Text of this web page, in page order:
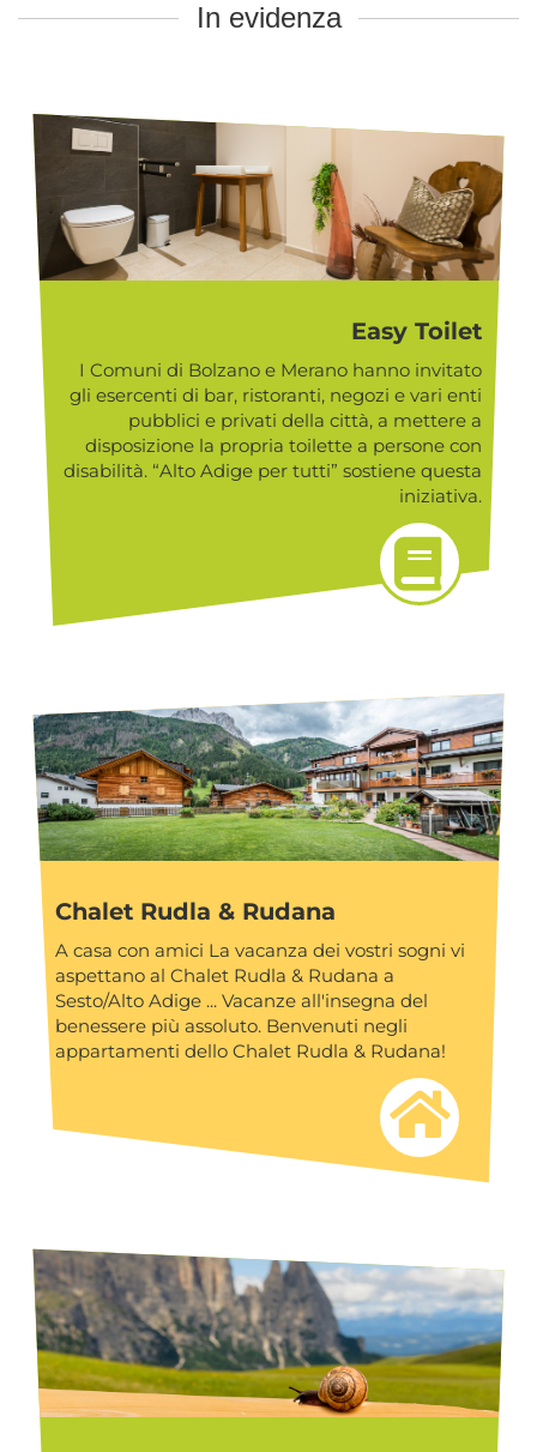
In evidenza
Easy Toilet
I Comuni di Bolzano e Merano hanno invitato
gli esercenti di bar, ristoranti, negozi e vari enti
pubblici e privati della città, a mettere a
disposizione la propria toilette a persone con
disabilità. “Alto Adige per tutti” sostiene questa
iniziativa.
Chalet Rudla & Rudana
A casa con amici La vacanza dei vostri sogni vi
aspettano al Chalet Rudla & Rudana a
Sesto/Alto Adige ... Vacanze all'insegna del
benessere più assoluto. Benvenuti negli
appartamenti dello Chalet Rudla & Rudana!